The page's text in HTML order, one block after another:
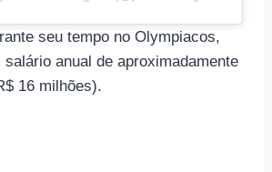
seu tempo no Olympiacos,
salário anual de aproximadamente
16 milhões).